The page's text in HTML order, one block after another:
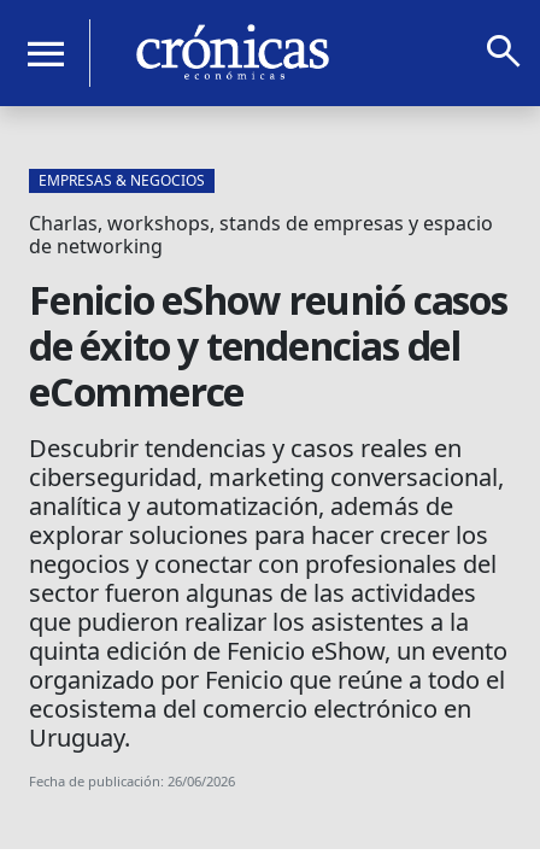
menu search
EMPRESAS & NEGOCIOS
Charlas, workshops, stands de empresas y espacio
de networking
Fenicio eShow reunió casos
de éxito y tendencias del
eCommerce
Descubrir tendencias y casos reales en
ciberseguridad, marketing conversacional,
analítica y automatización, además de
explorar soluciones para hacer crecer los
negocios y conectar con profesionales del
sector fueron algunas de las actividades
que pudieron realizar los asistentes a la
quinta edición de Fenicio eShow, un evento
organizado por Fenicio que reúne a todo el
ecosistema del comercio electrónico en
Uruguay.
Fecha de publicación: 26/06/2026